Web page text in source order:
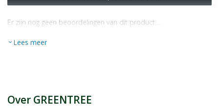
Er zijn nog geen beoordelingen van dit product …
expand_more Lees meer
Over GREENTREE